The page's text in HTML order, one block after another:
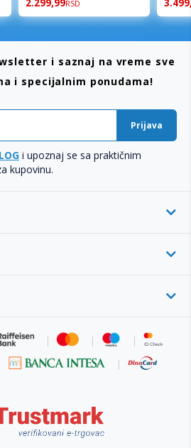
2.299,99RSD
i saznaj na vreme sve
i specijalnim ponudama!
Prijava
i upoznaj se sa praktičnim
kupovinu.